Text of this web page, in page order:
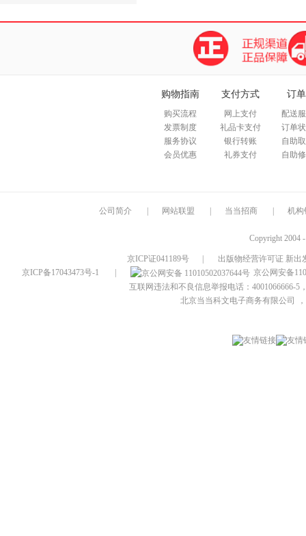
购物指南
购买流程
发票制度
服务协议
会员优惠
支付方式
网上支付
礼品卡支付
银行转账
礼券支付
订
配送
订单
自助
自助
公司简介 网站联盟 当当招商 机构
Copyright 2004
京ICP证041189号
出版物经营许可证 新出
京ICP备17043473号-1
京公网安备
互联网违法和不良信息举报电话：4001066666-5
北京当当科文电子商务有限公司